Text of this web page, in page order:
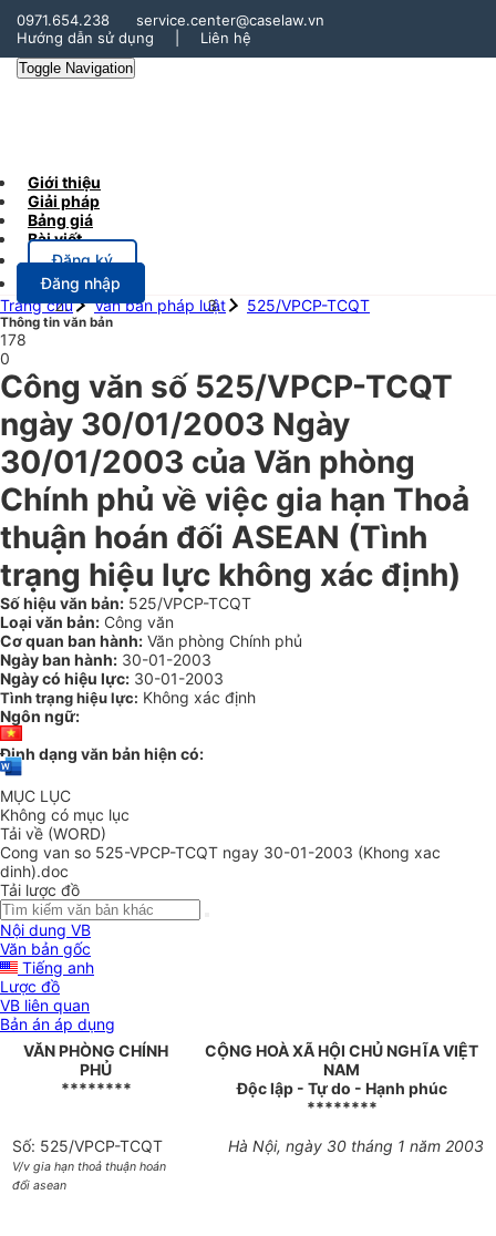
0971.654.238
service.center@caselaw.vn
Hướng dẫn sử dụng
Liên hệ
Toggle Navigation
Giới thiệu
Giải pháp
Bảng giá
Bài viết
Đăng ký
Đăng nhập
Trang chủ
Văn bản pháp luật 525/VPCP-TCQT
Thông tin văn bản
178
0
Công văn số 525/VPCP-TCQT
ngày 30/01/2003 Ngày
30/01/2003 của Văn phòng
Chính phủ về việc gia hạn Thoả
thuận hoán đối ASEAN (Tình
trạng hiệu lực không xác định)
Số hiệu văn bản: 525/VPCP-TCQT
Loại văn bản: Công văn
Cơ quan ban hành: Văn phòng Chính phủ
Ngày ban hành: 30-01-2003
Ngày có hiệu lực: 30-01-2003
Tình trạng hiệu lực: Không xác định
Ngôn ngữ:
Định dạng văn bản hiện có:
MỤC LỤC
Không có mục lục
Tải về (WORD)
Cong van so 525-VPCP-TCQT ngay 30-01-2003 (Khong xac
dinh).doc
Tải lược đồ
Nội dung VB
Văn bản gốc
Tiếng anh
Lược đồ
VB liên quan
Bản án áp dụng
VĂN PHÒNG CHÍNH
PHỦ
********
CỘNG HOÀ XÃ HỘI CHỦ NGHĨA VIỆT
NAM
Độc lập - Tự do - Hạnh phúc
********
Số: 525/VPCP-TCQT
V/v gia hạn thoả thuận hoán
đổi asean
Hà Nội, ngày 30 tháng 1 năm 2003